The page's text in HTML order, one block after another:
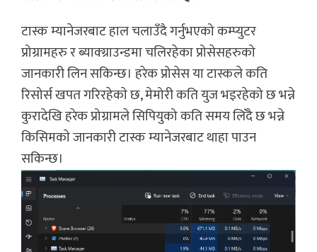
टास्क म्यानेजरबाट हाल चलाउँदै गर्नुभएको कम्प्युटर
प्रोग्रामहरु र ब्याक्ग्राउन्डमा चलिरहेका प्रोसेसहरुको
जानकारी लिन सकिन्छ। हरेक प्रोसेस या टास्कले कति
रिसोर्स खपत गरिरहेकाे छ, मेमोरी कति युज भइरहेको छ भन्ने
कुरादेखि हरेक प्रोग्रामले सिपियुको कति समय लिँदै छ भन्ने
किसिमकाे जानकारी टास्क म्यानेजरबाट थाहा पाउन
सकिन्छ।